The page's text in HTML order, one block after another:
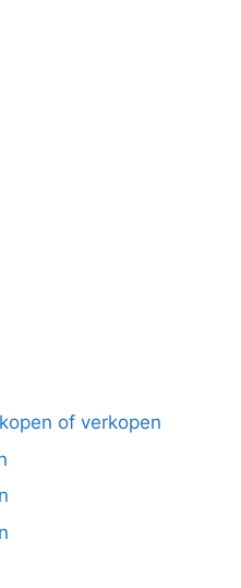
of verkopen